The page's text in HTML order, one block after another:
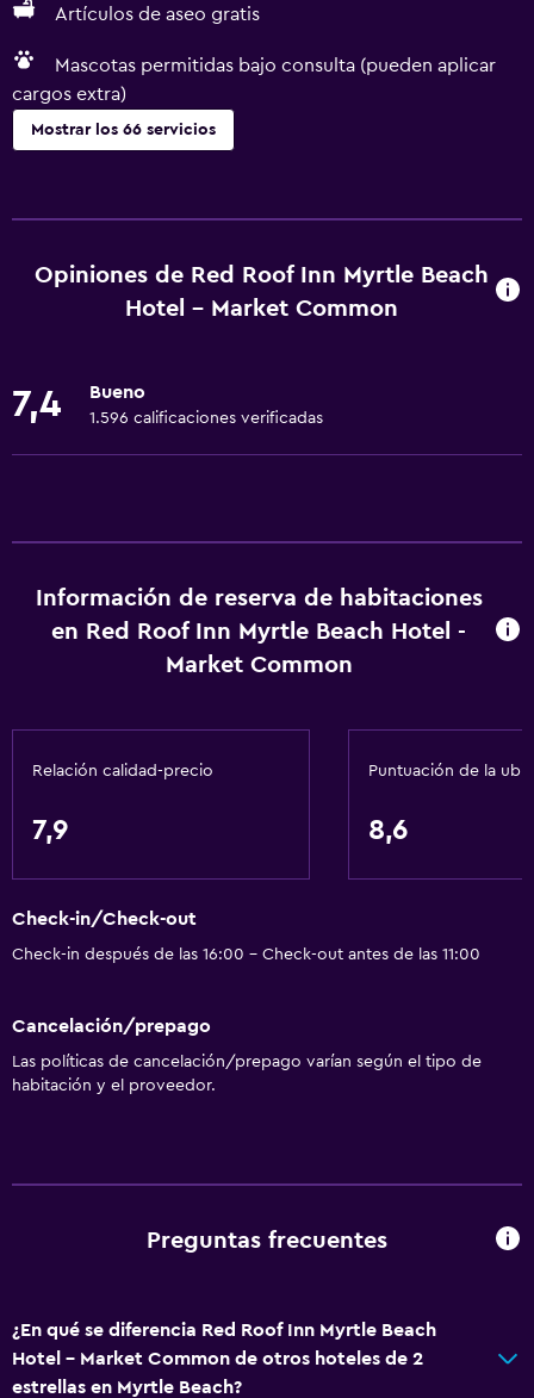
Artículos de aseo gratis
Mascotas permitidas bajo consulta (pueden aplicar
cargos extra)
Mostrar los 66 servicios
Mascotas permitidas bajo consulta (pueden aplicar cargos
Accesibilidad
Ascensor disponible
Inodoro con barras de apoyo
Plantas superiores accesibles por ascensor
Áreas designadas para fumadores
Wifi gratis
Extinguidor
Artículos de aseo gratis
Calefacción
Ducha
Inodoro con cisterna alta
Opiniones de Red Roof Inn Myrtle Beach
Hotel - Market Common
7,4 Bueno
1.596 calificaciones verificadas
Información de reserva de habitaciones
en Red Roof Inn Myrtle Beach Hotel -
Market Common
Relación calidad-precio
7,9
Puntuación de la
8,6
Check-in/Check-out
Check-in después de las 16:00 - Check-out antes de las 11:00
Cancelación/prepago
Las políticas de cancelación/prepago varían según el tipo de
habitación y el proveedor.
Preguntas frecuentes
¿En qué se diferencia Red Roof Inn Myrtle Beach
Hotel - Market Common de otros hoteles de 2
estrellas en Myrtle Beach?